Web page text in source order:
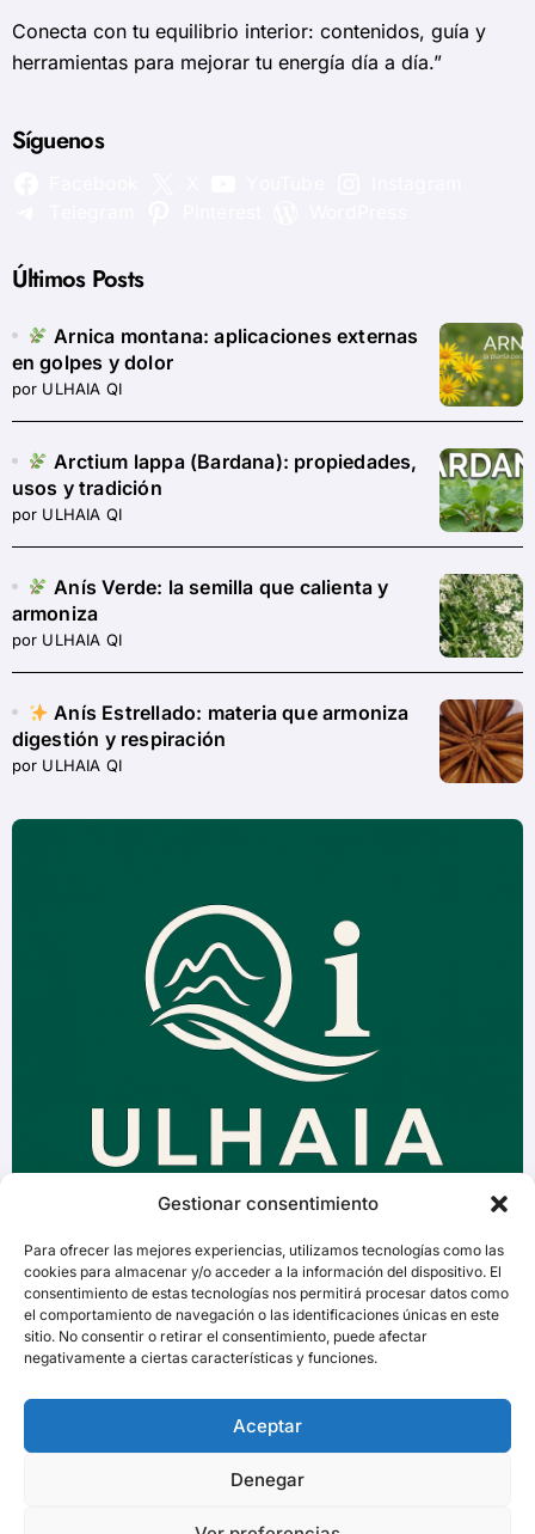
Gestionar consentimiento
Para ofrecer las mejores experiencias, utilizamos tecnologías como las
cookies para almacenar y/o acceder a la información del dispositivo. El
consentimiento de estas tecnologías nos permitirá procesar datos como
el comportamiento de navegación o las identificaciones únicas en este
sitio. No consentir o retirar el consentimiento, puede afectar
negativamente a ciertas características y funciones.
Aceptar
Denegar
Conecta con tu equilibrio interior: contenidos, guía y
herramientas para mejorar tu energía día a día.”
Síguenos
Últimos Posts
Arnica montana: aplicaciones externas
en golpes y dolor
por ULHAIA QI
Arctium lappa (Bardana): propiedades,
usos y tradición
por ULHAIA QI
Anís Verde: la semilla que calienta y
armoniza
por ULHAIA QI
Anís Estrellado: materia que armoniza
digestión y respiración
por ULHAIA QI